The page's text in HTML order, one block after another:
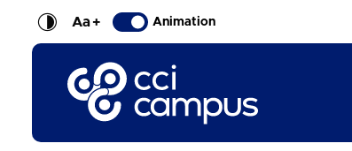
Aa+ Animation
CCI Campus La formation qui vous ressemble